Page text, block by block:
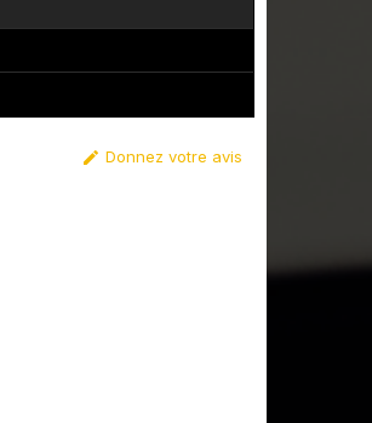
 Donnez votre avis